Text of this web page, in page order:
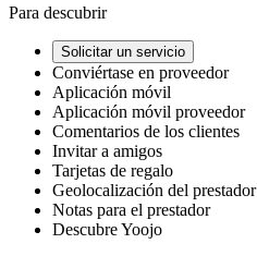
Para descubrir
Solicitar un servicio
Conviértase en proveedor
Aplicación móvil
Aplicación móvil proveedor
Comentarios de los clientes
Invitar a amigos
Tarjetas de regalo
Geolocalización del prestador
Notas para el prestador
Descubre Yoojo